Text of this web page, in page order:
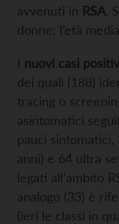
avvenuti in RSA.
donne; l’età
I nuovi casi
dei quali (188)
tracing o
asintomatici
pauci sintomatici,
anni) e 64 ultra
legati all’ambito
analogo (33) è
(ieri le classi in